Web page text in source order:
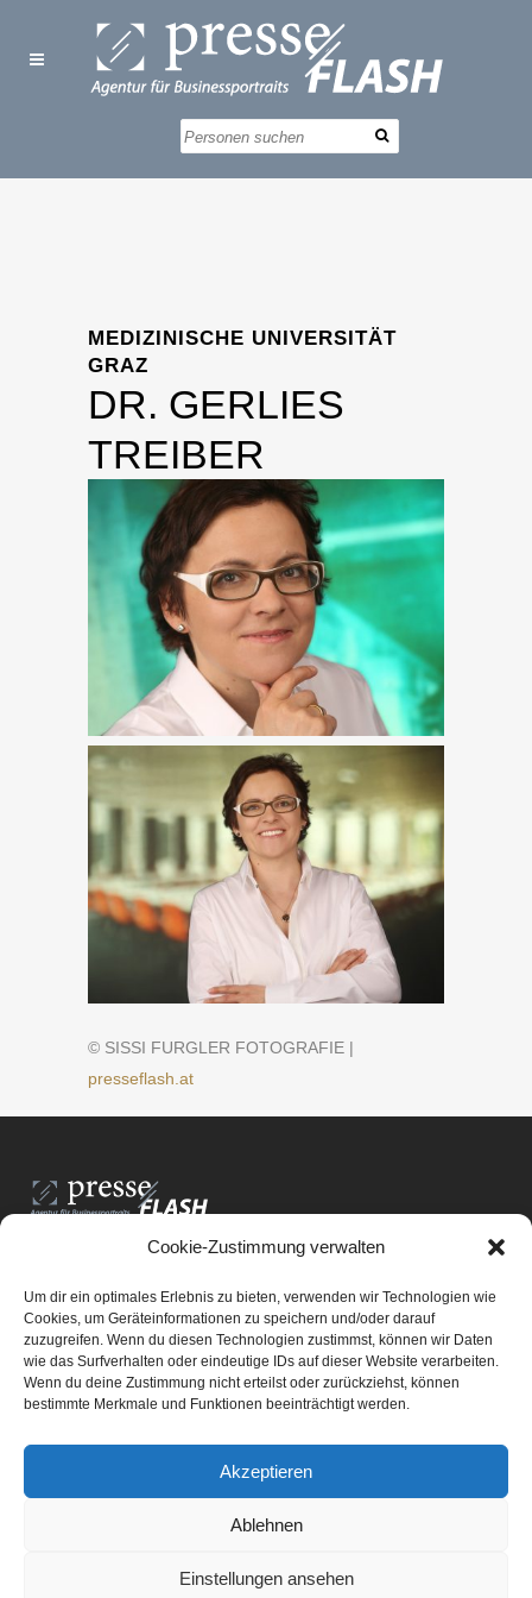
Cookie-Zustimmung verwalten
Um dir ein optimales Erlebnis zu bieten, verwenden wir Technologien wie
Cookies, um Geräteinformationen zu speichern und/oder darauf
zuzugreifen. Wenn du diesen Technologien zustimmst, können wir Daten
wie das Surfverhalten oder eindeutige IDs auf dieser Website verarbeiten.
Wenn du deine Zustimmung nicht erteilst oder zurückziehst, können
bestimmte Merkmale und Funktionen beeinträchtigt werden.
Akzeptieren
Ablehnen
Einstellungen ansehen
MEDIZINISCHE UNIVERSITÄT
GRAZ
DR. GERLIES
TREIBER
© SISSI FURGLER FOTOGRAFIE |
presseflash.at
PresseFlash e.U.
Am Anger15/3/12
8061 St. Radegund bei Graz
E-Mail-Adresse:office@presseflash.at
UID-Nr. ATU 69512805